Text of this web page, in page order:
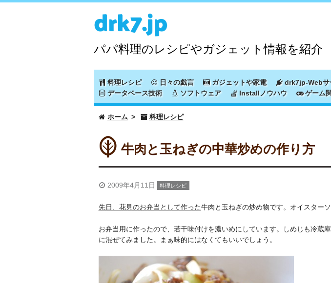
drk7.jp
パパ料理のレシピやガジェット情報を紹介
料理レシピ 日々の戯言 ガジェットや家電 drk7jp-Webサ
データベース技術
ソフトウェア Installノウハウ ゲーム
ホーム 料理レシピ
牛肉と玉ねぎの中華炒めの作り方
2009年4月11日 料理レシピ
先日、花見のお弁当として作った牛肉と玉ねぎの炒め物です。オイスターソ
お弁当用に作ったので、若干味付けを濃いめにしています。しめじも冷蔵
に混ぜてみました。まぁ味的にはなくてもいいでしょう。